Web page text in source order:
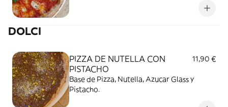
DOLCI
PIZZA DE NUTELLA CON
PISTACHO
11,90 €
Base de Pizza, Nutella, Azucar Glass y
Pistacho.